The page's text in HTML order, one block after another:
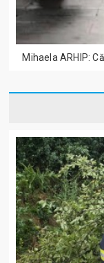
Mihaela ARHIP: